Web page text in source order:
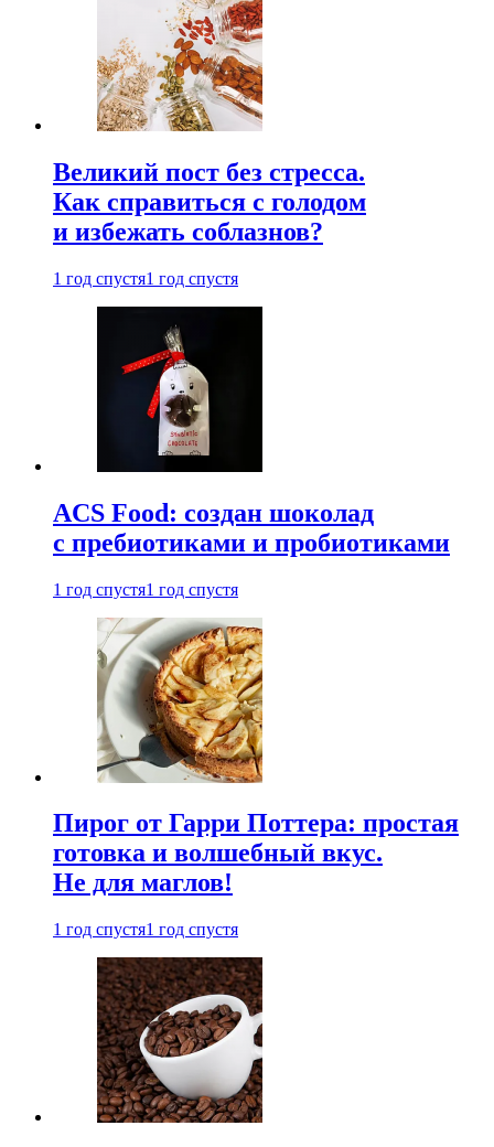
Великий пост без стресса.
Как справиться с голодом
и избежать соблазнов?
1 год спустя1 год спустя
ACS Food: создан шоколад
с пребиотиками и пробиотиками
1 год спустя1 год спустя
Пирог от Гарри Поттера: простая
готовка и волшебный вкус.
Не для маглов!
1 год спустя1 год спустя